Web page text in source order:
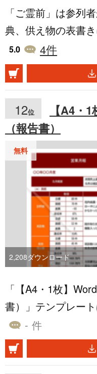
「ご霊前」は参列
典、供え物の表書
霊前のテンプレー
能です。
5.0 4件
12位
【A4・
（報告書）
無料
2,208ダウンロード
「【A4・1枚】
書）」テンプレー
成をサポートする
のテンプレートは
し、簡単に印刷で
- 件